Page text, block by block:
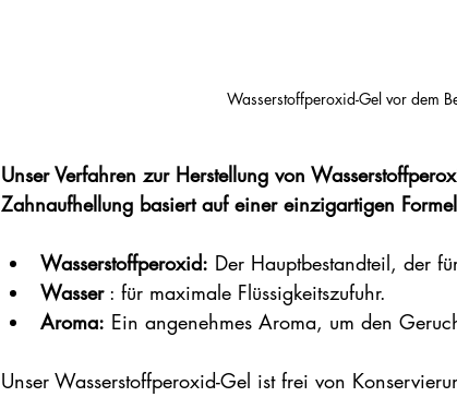
Wasserstoffperoxid-Gel vor dem
Unser Verfahren zur Herstellung von
Zahnaufhellung basiert auf einer einzigartigen
Wasserstoffperoxid: Der Hauptbestandteil, der
Wasser : für maximale Flüssigkeitszufuhr.
Aroma: Ein angenehmes Aroma, um den
Unser Wasserstoffperoxid-Gel ist frei von